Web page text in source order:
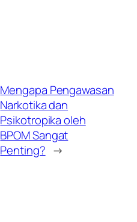
Mengapa Pengawasan
Narkotika dan
Psikotropika oleh
BPOM Sangat
Penting? →